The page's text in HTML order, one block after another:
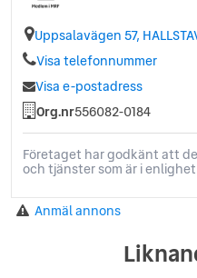
Uppsalavägen 57,
Visa telefonnummer
Visa e-postadress
Org.nr556082-0184
Företaget har godkänt att
och tjänster som är i
Anmäl annons